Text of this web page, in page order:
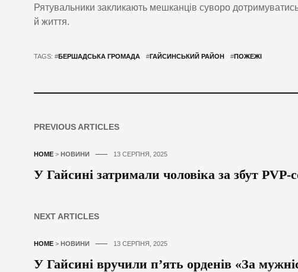
Рятувальники закликають мешканців суворо
й життя.
TAGS: #БЕРШАДСЬКА ГРОМАДА #ГАЙСИНСЬКИЙ РАЙОН #ПОЖЕЖІ
PREVIOUS ARTICLES
HOME > НОВИНИ 13 СЕРПНЯ, 2025
У Гайсині затримали чоловіка за збут PVP-
NEXT ARTICLES
HOME > НОВИНИ 13 СЕРПНЯ, 2025
У Гайсині вручили п’ять орденів «За